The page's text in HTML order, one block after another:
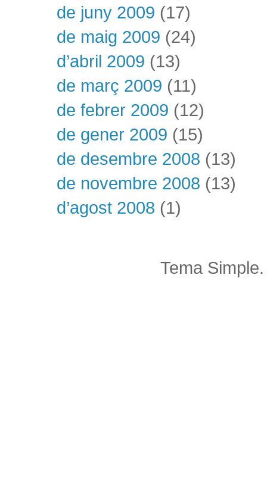
de juny 2009 (17)
de maig 2009 (24)
d’abril 2009 (13)
de març 2009 (11)
de febrer 2009 (12)
de gener 2009 (15)
de desembre 2008 (13)
de novembre 2008 (13)
d’agost 2008 (1)
Tema